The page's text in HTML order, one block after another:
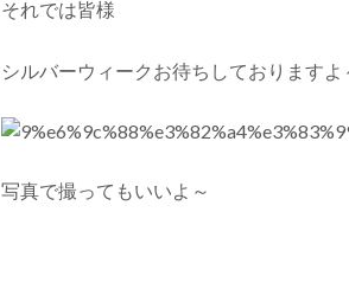
それでは皆様
シルバーウィークお待ちしております
写真で撮ってもいいよ～